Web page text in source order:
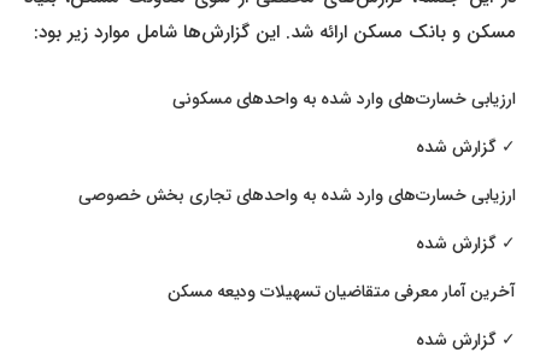
مسکن و بانک مسکن ارائه شد. این گزارش‌ها شامل موارد زیر بود:
ارزیابی خسارت‌های وارد شده به واحدهای مسکونی
✓ گزارش شده
ارزیابی خسارت‌های وارد شده به واحدهای تجاری بخش خصوصی
✓ گزارش شده
آخرین آمار معرفی متقاضیان تسهیلات ودیعه مسکن
✓ گزارش شده